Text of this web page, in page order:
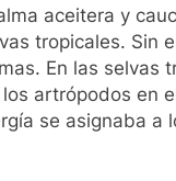
aceitera y
tropicales. Sin
En las selvas
artrópodos en
se asignaba a